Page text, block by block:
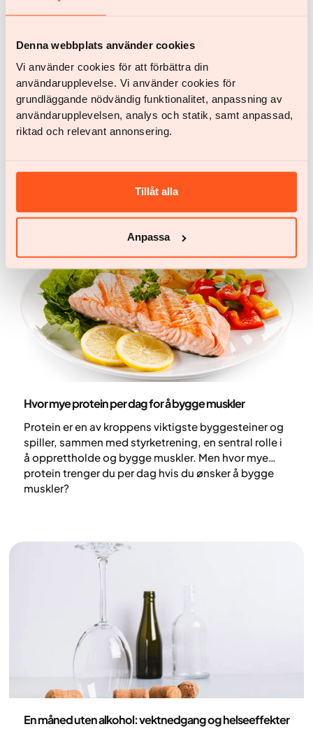
Denna webbplats använder cookies
Vi använder cookies för att förbättra din
användarupplevelse. Vi använder cookies för
grundläggande nödvändig funktionalitet, anpassning av
användarupplevelsen, analys och statik, samt anpassad,
riktad och relevant annonsering.
Tillåt alla
Anpassa
Start din vekttapsreise med Yazen i
dag
Alt du trenger å gjøre er å opprette en konto og svare på noen
spørsmål om helsen din
Kom i gang
Kom i gang
Hvor mye protein per dag for å bygge muskler
Protein er en av kroppens viktigste byggesteiner og
spiller, sammen med styrketrening, en sentral rolle i
å opprettholde og bygge muskler. Men hvor mye
protein trenger du per dag hvis du ønsker å bygge
muskler?
En måned uten alkohol: vektnedgang og helseeffekter